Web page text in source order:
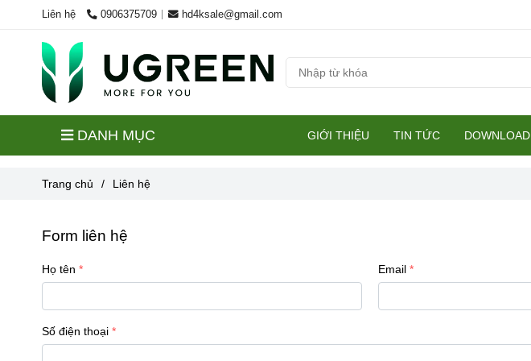
Liên hệ 0906375709 hd4ksale@gmail.com
DANH MỤC GIỚI THIỆU TIN TỨC DOWNLOAD
Trang chủ / Liên hệ
Form liên hệ
Họ tên Email
Số điện thoại